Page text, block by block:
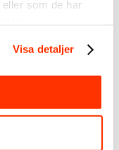
som de har
Visa detaljer
Det lär